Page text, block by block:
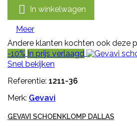
 In winkelwagen
Meer
Andere klanten kochten ook deze
-10% In prijs verlaagd
Snel bekijken
Referentie: 1211-36
Merk: Gevavi
GEVAVI SCHOENKLOMP DALLAS